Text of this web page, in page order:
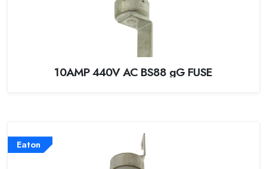
10AMP 440V AC BS88 gG FUSE
Eaton